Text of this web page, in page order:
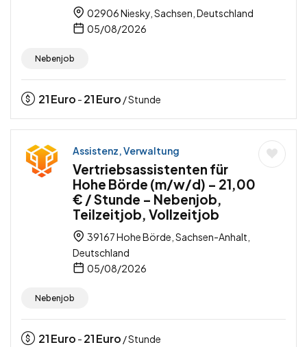
02906 Niesky, Sachsen, Deutschland
05/08/2026
Nebenjob
21Euro - 21Euro / Stunde
Assistenz, Verwaltung
Vertriebsassistenten für
Hohe Börde (m/w/d) – 21,00
€ / Stunde – Nebenjob,
Teilzeitjob, Vollzeitjob
39167 Hohe Börde, Sachsen-Anhalt,
Deutschland
05/08/2026
Nebenjob
21Euro - 21Euro / Stunde